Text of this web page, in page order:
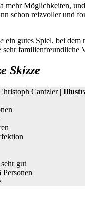
mehr Möglichkeiten,
schon reizvoller und
ein gutes Spiel, bei dem
sehr familienfreundliche
Skizze
Cantzler |
sehr gut
Personen